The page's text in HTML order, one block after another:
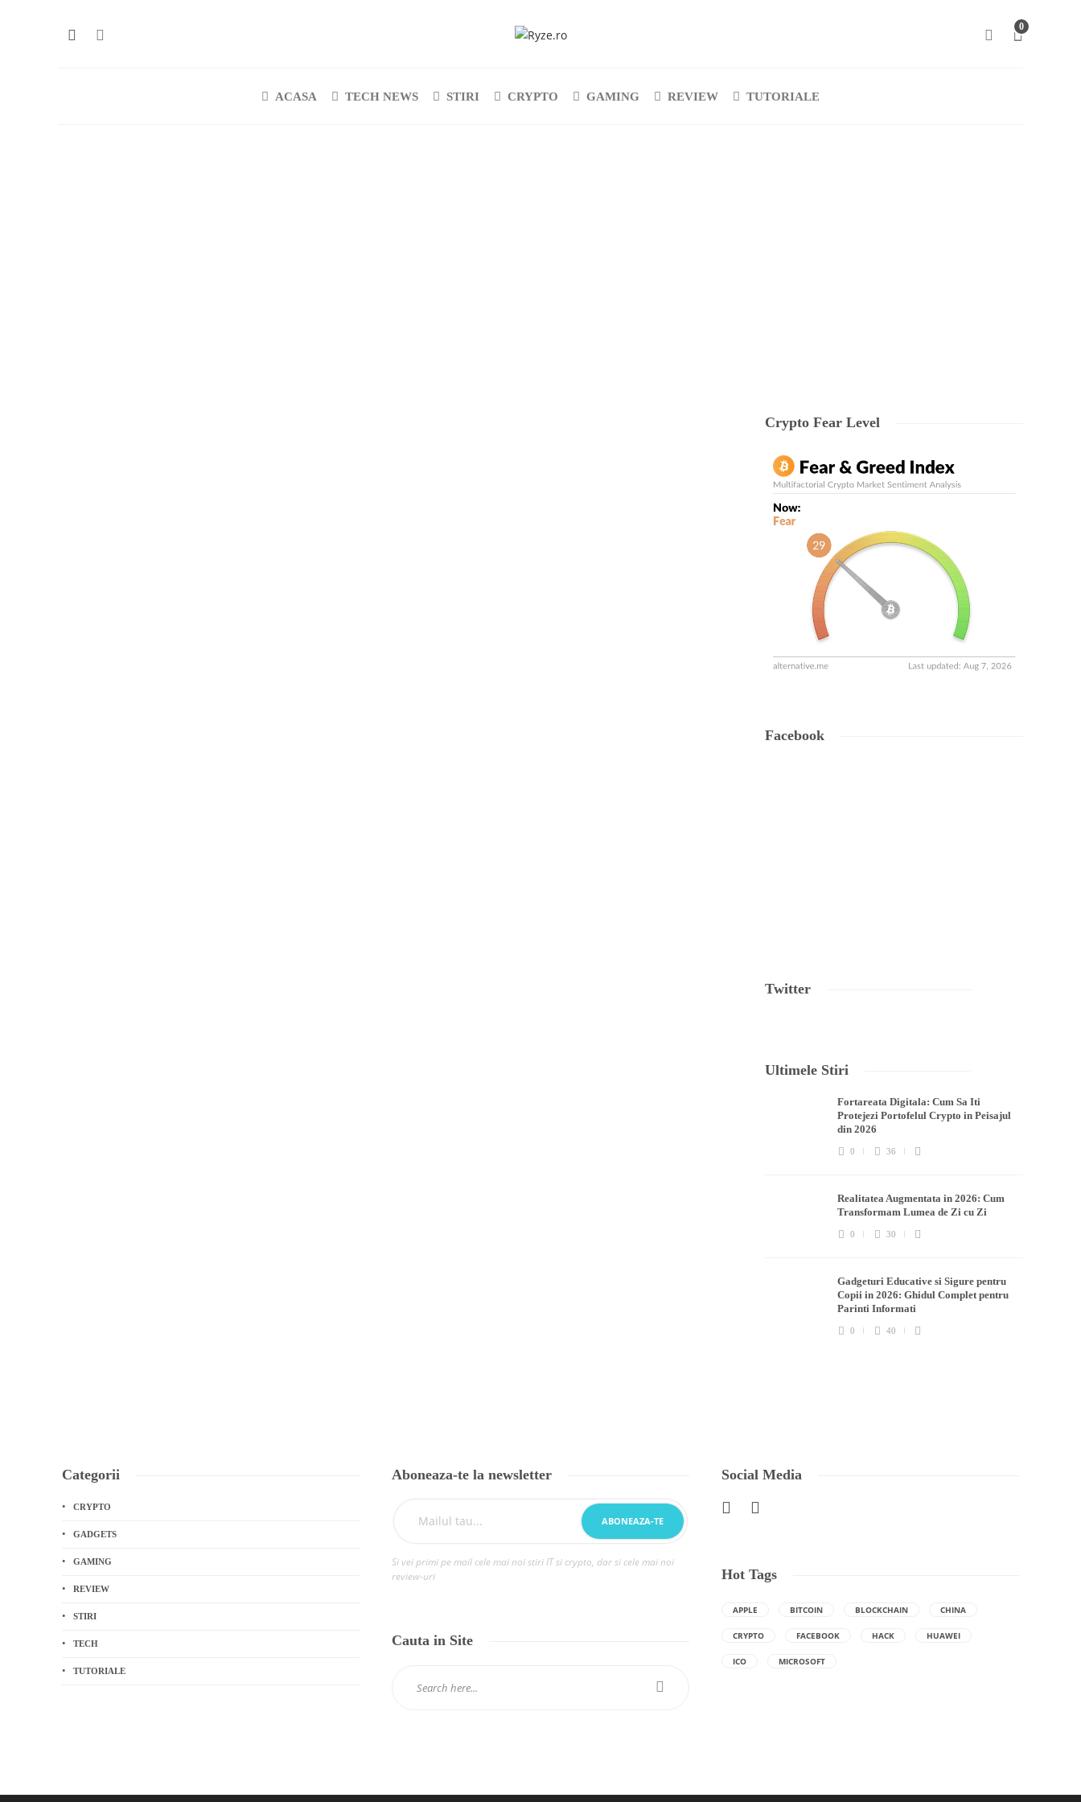
0
ACASA TECH NEWS STIRI CRYPTO GAMING REVIEW TUTORIALE
Crypto Fear Level
Facebook
Twitter
Ultimele Stiri
Fortareata Digitala: Cum Sa Iti
Protejezi Portofelul Crypto in Peisajul
din 2026
0 36
Realitatea Augmentata in 2026: Cum
Transformam Lumea de Zi cu Zi
0 30
Gadgeturi Educative si Sigure pentru
Copii in 2026: Ghidul Complet pentru
Parinti Informati
0 40
Categorii
CRYPTO
GADGETS
GAMING
REVIEW
STIRI
TECH
TUTORIALE
Aboneaza-te la newsletter
Si vei primi pe mail cele mai noi stiri IT si crypto, dar si cele mai noi
review-uri
Cauta in Site
Social Media
Hot Tags
APPLE BITCOIN BLOCKCHAIN CHINA
CRYPTO FACEBOOK HACK HUAWEI
ICO MICROSOFT